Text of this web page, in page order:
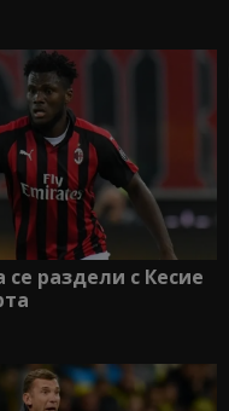
раздели с Кесие